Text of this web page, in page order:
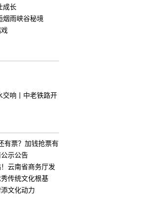
成长
烟雨峡谷秘境
交响丨中老铁路开
有票？加钱抢票有
示公告
云南省商务厅发
传统文化根基
文化动力